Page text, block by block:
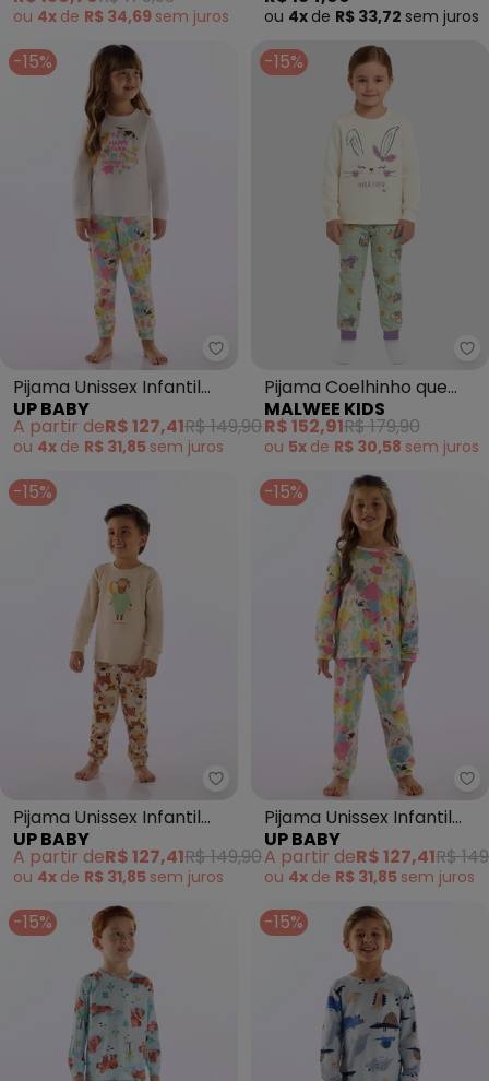
ou 4x de R$ 34,69 sem juros ou 4x de R$ 33,72 sem juros
-15%
Up Baby - Pijama Unissex
Pijama Unissex Infantil
Suedine Branco
UP BABY
A partir deR$ 127,41R$ 149,90
ou 4x de R$ 31,85 sem juros
-15%
Pijama Coelhinho que
Brilha no Escuro (Bege)
MALWEE KIDS
R$ 152,91R$ 179,90
ou 5x de R$ 30,58 sem juros
-15%
Up Baby - Pijama Unissex
Pijama Unissex Infantil
Suedine Bege
UP BABY
A partir deR$ 127,41R$ 149,90
ou 4x de R$ 31,85 sem juros
-15%
Pijama Unissex Infantil
Estampado Branco
UP BABY
A partir deR$ 127,41R$
ou 4x de R$ 31,85 sem juros
-15% -15%